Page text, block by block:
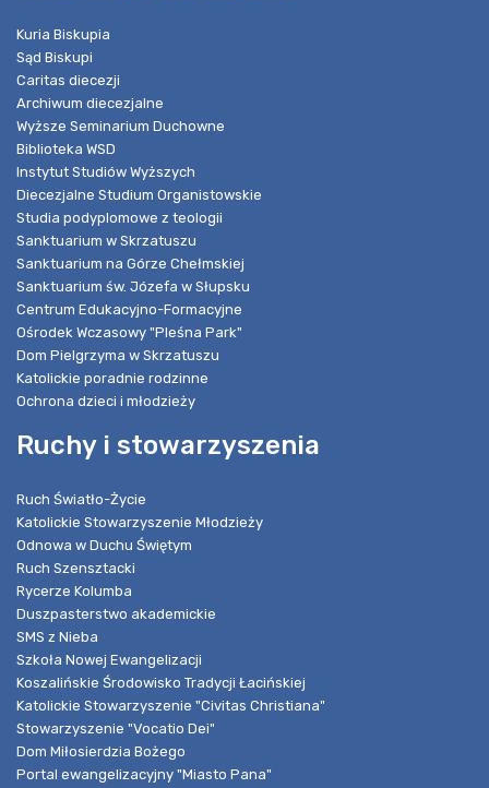
Kuria Biskupia
Sąd Biskupi
Caritas diecezji
Archiwum diecezjalne
Wyższe Seminarium Duchowne
Biblioteka WSD
Instytut Studiów Wyższych
Diecezjalne Studium Organistowskie
Studia podyplomowe z teologii
Sanktuarium w Skrzatuszu
Sanktuarium na Górze Chełmskiej
Sanktuarium św. Józefa w Słupsku
Centrum Edukacyjno-Formacyjne
Ośrodek Wczasowy "Pleśna Park"
Dom Pielgrzyma w Skrzatuszu
Katolickie poradnie rodzinne
Ochrona dzieci i młodzieży
Ruchy i stowarzyszenia
Ruch Światło-Życie
Katolickie Stowarzyszenie Młodzieży
Odnowa w Duchu Świętym
Ruch Szensztacki
Rycerze Kolumba
Duszpasterstwo akademickie
SMS z Nieba
Szkoła Nowej Ewangelizacji
Koszalińskie Środowisko Tradycji Łacińskiej
Katolickie Stowarzyszenie "Civitas Christiana"
Stowarzyszenie "Vocatio Dei"
Dom Miłosierdzia Bożego
Portal ewangelizacyjny "Miasto Pana"